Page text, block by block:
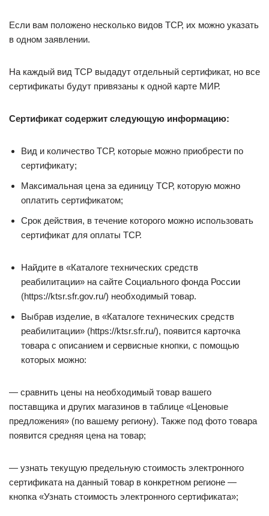
Если вам положено несколько видов ТСР, их можно указать
в одном заявлении.
На каждый вид ТСР выдадут отдельный сертификат, но все
сертификаты будут привязаны к одной карте МИР.
Сертификат содержит следующую информацию:
Вид и количество ТСР, которые можно приобрести по
сертификату;
Максимальная цена за единицу ТСР, которую можно
оплатить сертификатом;
Срок действия, в течение которого можно использовать
сертификат для оплаты ТСР.
Найдите в «Каталоге технических средств
реабилитации» на сайте Социального фонда России
(https://ktsr.sfr.gov.ru/) необходимый товар.
Выбрав изделие, в «Каталоге технических средств
реабилитации» (https://ktsr.sfr.ru/), появится карточка
товара с описанием и сервисные кнопки, с помощью
которых можно:
— сравнить цены на необходимый товар вашего
поставщика и других магазинов в таблице «Ценовые
предложения» (по вашему региону). Также под фото товара
появится средняя цена на товар;
— узнать текущую предельную стоимость электронного
сертификата на данный товар в конкретном регионе —
кнопка «Узнать стоимость электронного сертификата»;